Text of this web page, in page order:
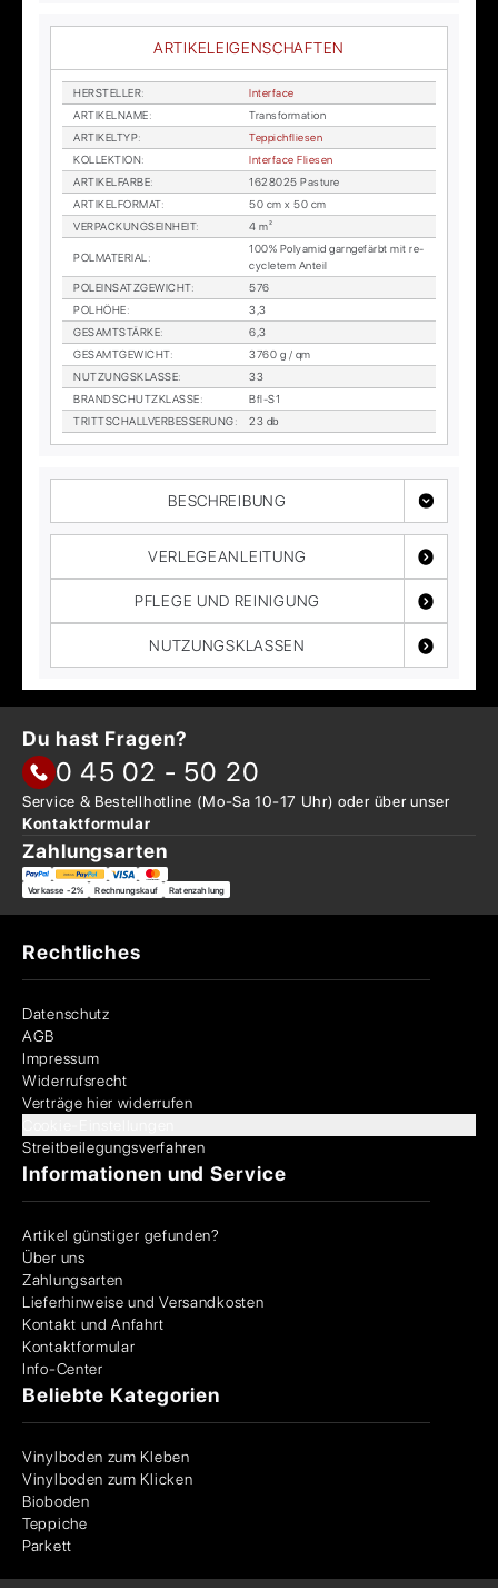
ARTIKELEIGENSCHAFTEN
HER­STEL­LER:
In­ter­face
AR­TI­KEL­NA­ME:
Trans­for­ma­ti­on
AR­TI­KEL­TYP:
Tep­pich­flie­sen
KOL­LEK­TI­ON:
In­ter­face Flie­sen
AR­TI­KEL­FAR­BE:
1628025 Pas­tu­re
AR­TI­KEL­FOR­MAT:
50 cm x 50 cm
VER­PA­CKUNGS­EIN­HEIT: 4 m²
POL­MA­TE­RI­AL :
100% Po­ly­amid garn­ge­färbt mit re­
cy­cle­tem An­teil
POL­EIN­SATZ­GE­WICHT:
576
POL­HÖ­HE:
3,3
GE­SAMT­STÄR­KE:
6,3
GE­SAMT­GE­WICHT:
3760 g / qm
NUT­ZUNGS­KLAS­SE:
33
BRAND­SCHUTZ­KLAS­SE:
Bfl-S1
TRITT­SCHALL­VER­BES­SE­RUNG: 23 db
BESCHREIBUNG
VERLEGEANLEITUNG
PFLEGE UND REINIGUNG
NUTZUNGSKLASSEN
Du hast Fragen?
0 45 02 - 50 20
Service & Bestellhotline (Mo-Sa 10-17 Uhr) oder überunser
Kontaktformular
Zahlungsarten
Vorkasse -2% Rechnungskauf Ratenzahlung
Rechtliches
Datenschutz
AGB
Impressum
Widerrufsrecht
Verträge hier widerrufen
Streitbeilegungsverfahren
Informationen und Service
Artikel günstiger gefunden?
Über uns
Zahlungsarten
Lieferhinweise und Versandkosten
Kontakt und Anfahrt
Kontaktformular
Info-Center
Beliebte Kategorien
Vinylboden zum Kleben
Vinylboden zum Klicken
Bioboden
Teppiche
Parkett